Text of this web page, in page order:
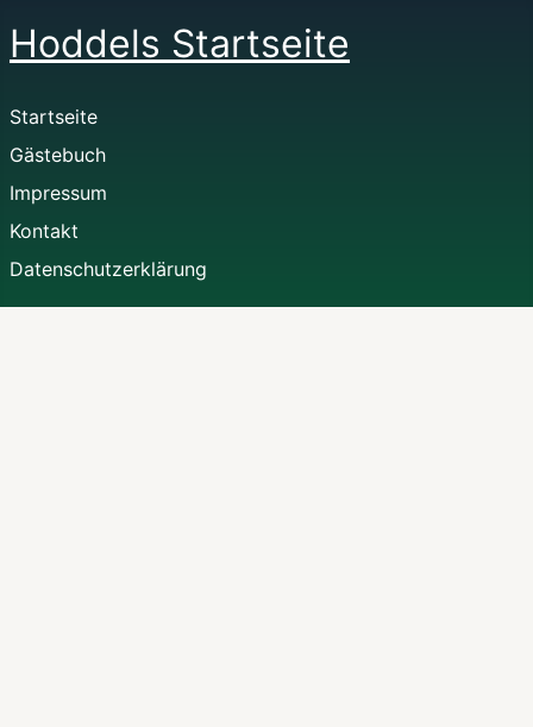
Hoddels Startseite
Startseite
Gästebuch
Impressum
Kontakt
Datenschutzerklärung